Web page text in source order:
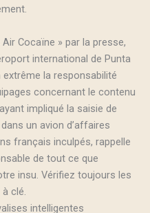
Cocaïne » par la presse,
international de Punta
la responsabilité
concernant le contenu
impliqué la saisie de
un avion d’affaires
français inculpés, rappelle
de tout ce que
insu. Vérifiez toujours les
clé.
intelligentes